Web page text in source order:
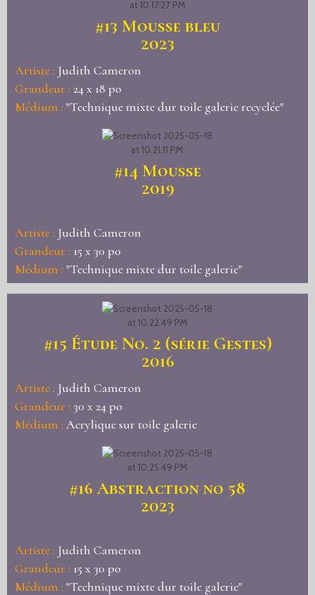
#13 Mousse bleu
2023
Artiste : Judith Cameron
Grandeur : 24 x 18 po
Médium : "Technique mixte dur toile galerie recyclée"
#14 Mousse
2019
Artiste : Judith Cameron
Grandeur : 15 x 30 po
Médium : "Technique mixte dur toile galerie"
#15 Étude No. 2 (série Gestes)
2016
Artiste : Judith Cameron
Grandeur : 30 x 24 po
Médium : Acrylique sur toile galerie
#16Abstraction no 58
2023
Artiste : Judith Cameron
Grandeur : 15 x 30 po
Médium : "Technique mixte dur toile galerie"